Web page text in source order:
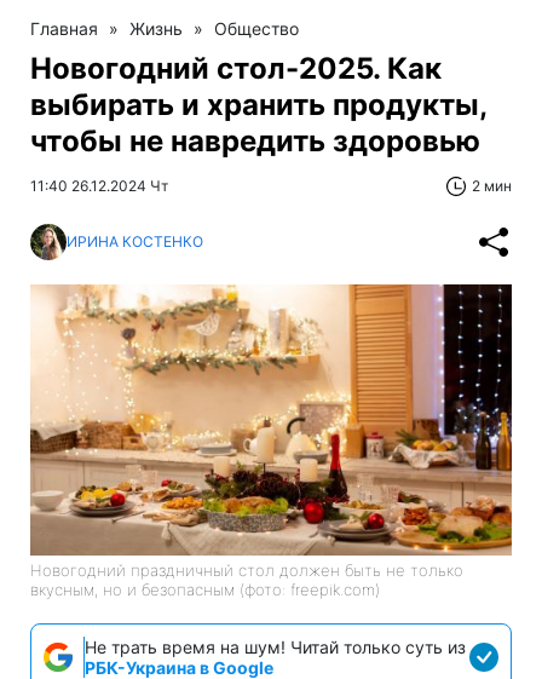
Главная » Жизнь » Общество
Новогодний стол-2025. Как
выбирать и хранить продукты,
чтобы не навредить здоровью
11:40 26.12.2024 Чт 2 мин
ИРИНА КОСТЕНКО
Новогодний праздничный стол должен быть не только
вкусным, но и безопасным (фото: freepik.com)
Не трать время на шум! Читай только суть из
РБК-Украина в Google